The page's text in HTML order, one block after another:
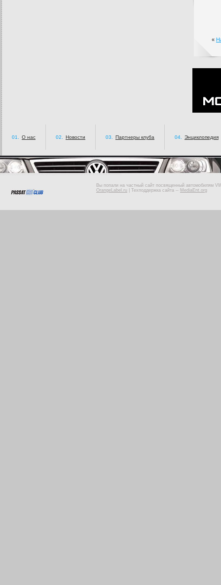
«
01. О нас 02. Новости 03. Партнеры клуба 04. Энциклопедия
Вы попали на частный сайт посвященный автомобилям
OrangeLabel.ru
Техподдержка сайта -- MediaEnt.org